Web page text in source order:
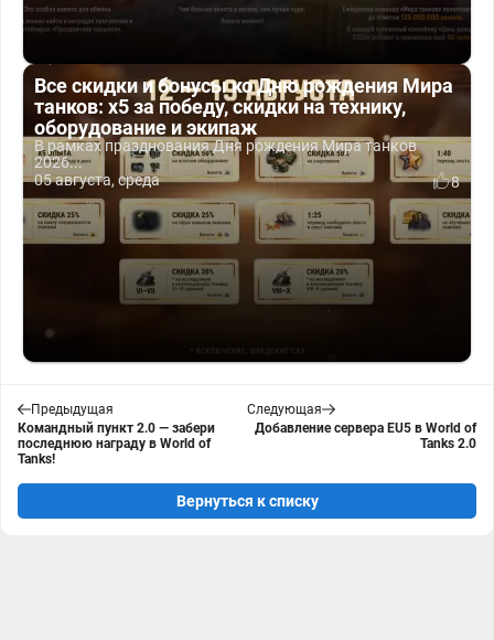
Все скидки и бонусы ко Дню рождения Мира
танков: x5 за победу, скидки на технику,
оборудование и экипаж
В рамках празднования Дня рождения Мира танков
2026...
05 августа, среда
8
Предыдущая
Командный пункт 2.0 — забери
последнюю награду в World of
Tanks!
Следующая
Добавление сервера EU5 в World of
Tanks 2.0
Вернуться к списку